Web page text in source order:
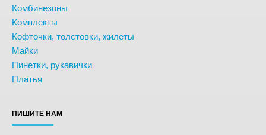
Комбинезоны
Комплекты
Кофточки, толстовки, жилеты
Майки
Пинетки, рукавички
Платья
ПИШИТЕ НАМ